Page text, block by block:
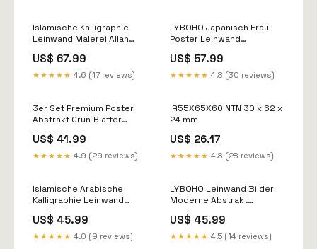
Islamische Kalligraphie
Leinwand Malerei Allah
Retourenquote // Listing
wird optimiert siehe
US$ 67.99
★★★★★ 4.6 (17 reviews)
LYBOHO Japanisch Frau
Poster Leinwand
Artikel über Shopify
www.luxus-kollektion.de
US$ 57.99
★★★★★ 4.8 (30 reviews)
3er Set Premium Poster
Abstrakt Grün Blätter
US$ 41.99
★★★★★ 4.9 (29 reviews)
IR55X65X60 NTN 30 x 62 x
24 mm
US$ 26.17
★★★★★ 4.8 (28 reviews)
Islamische Arabische
Kalligraphie Leinwand
ebay regiolust bestellt
US$ 45.99
★★★★★ 4.0 (9 reviews)
LYBOHO Leinwand Bilder
Moderne Abstrakt
Shopify www.luxus-
kollektion.de bestellt
US$ 45.99
★★★★★ 4.5 (14 reviews)